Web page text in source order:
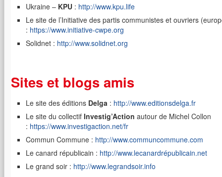
Ukraine – KPU : http://www.kpu.life
Le site de l’Initiative des partis communistes et ouvriers
: https://www.initiative-cwpe.org
Solidnet : http://www.solidnet.org
Sites et blogs amis
Le site des éditions Delga : http://www.editionsdelga.fr
Le site du collectif Investig’Action autour de Michel Collon
: https://www.investigaction.net/fr
Commun Commune : http://www.communcommune.com
Le canard républicain : http://www.lecanardrépublicain.net
Le grand soir : http://www.legrandsoir.info